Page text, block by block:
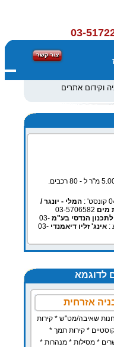
03-
וקידום אתרים
הערות אשכול: הפרויקט כולל: 3 קומות חניה תת קרקעית בשטח 5.000 מ"ר ל - 80 רכבים.
המלי - יונגר /
מים 03-5706582
הנדסי בע"מ 03-
אינג' זליו דיאמנדי 03-
לדוגמא
אזרחית
שאיבה/מט"ש * קירות
* קירות תמך *
* מסילות * מנהרות *